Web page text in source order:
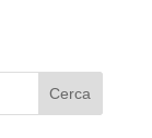
Cerca